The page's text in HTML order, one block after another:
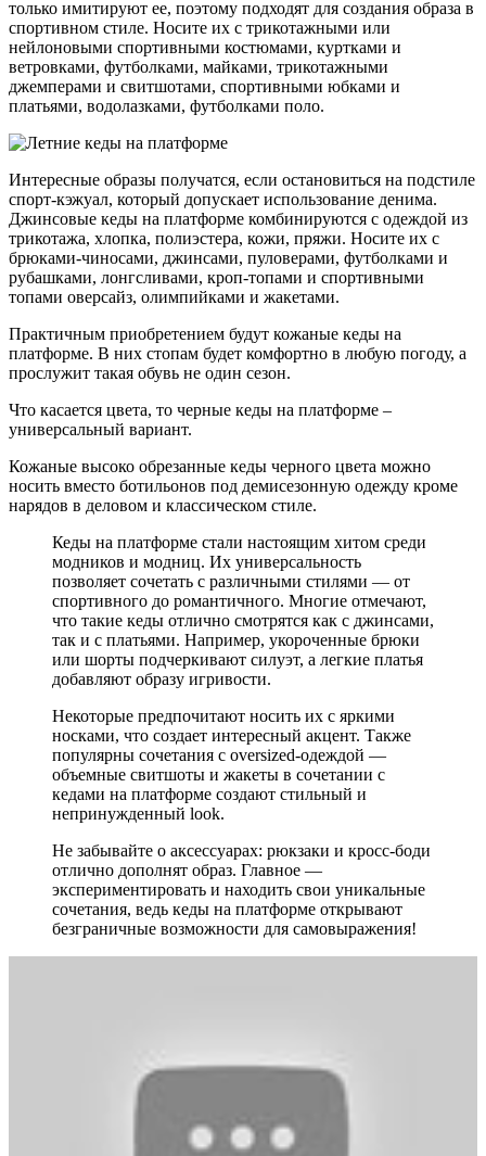
только имитируют ее, поэтому подходят для создания образа в
спортивном стиле. Носите их с трикотажными или
нейлоновыми спортивными костюмами, куртками и
ветровками, футболками, майками, трикотажными
джемперами и свитшотами, спортивными юбками и
платьями, водолазками, футболками поло.
Интересные образы получатся, если остановиться на подстиле
спорт-кэжуал, который допускает использование денима.
Джинсовые кеды на платформе комбинируются с одеждой из
трикотажа, хлопка, полиэстера, кожи, пряжи. Носите их с
брюками-чиносами, джинсами, пуловерами, футболками и
рубашками, лонгсливами, кроп-топами и спортивными
топами оверсайз, олимпийками и жакетами.
Практичным приобретением будут кожаные кеды на
платформе. В них стопам будет комфортно в любую погоду, а
прослужит такая обувь не один сезон.
Что касается цвета, то черные кеды на платформе –
универсальный вариант.
Кожаные высоко обрезанные кеды черного цвета можно
носить вместо ботильонов под демисезонную одежду кроме
нарядов в деловом и классическом стиле.
Кеды на платформе стали настоящим хитом среди
модников и модниц. Их универсальность
позволяет сочетать с различными стилями — от
спортивного до романтичного. Многие отмечают,
что такие кеды отлично смотрятся как с джинсами,
так и с платьями. Например, укороченные брюки
или шорты подчеркивают силуэт, а легкие платья
добавляют образу игривости.
Некоторые предпочитают носить их с яркими
носками, что создает интересный акцент. Также
популярны сочетания с oversized-одеждой —
объемные свитшоты и жакеты в сочетании с
кедами на платформе создают стильный и
непринужденный look.
Не забывайте о аксессуарах: рюкзаки и кросс-боди
отлично дополнят образ. Главное —
экспериментировать и находить свои уникальные
сочетания, ведь кеды на платформе открывают
безграничные возможности для самовыражения!